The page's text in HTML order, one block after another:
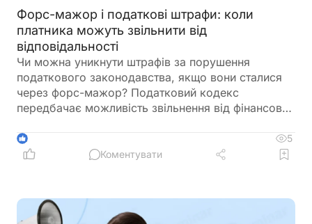
Форс-мажор і податкові штрафи: коли
платника можуть звільнити від
відповідальності
Чи можна уникнути штрафів за порушення
податкового законодавства, якщо вони сталися
через форс-мажор? Податковий кодекс
передбачає можливість звільнення від фінансової
зміг виконати свої обов'язки через обставини
непереборної сили. Розповідаємо, які саме
1
5
Коментувати